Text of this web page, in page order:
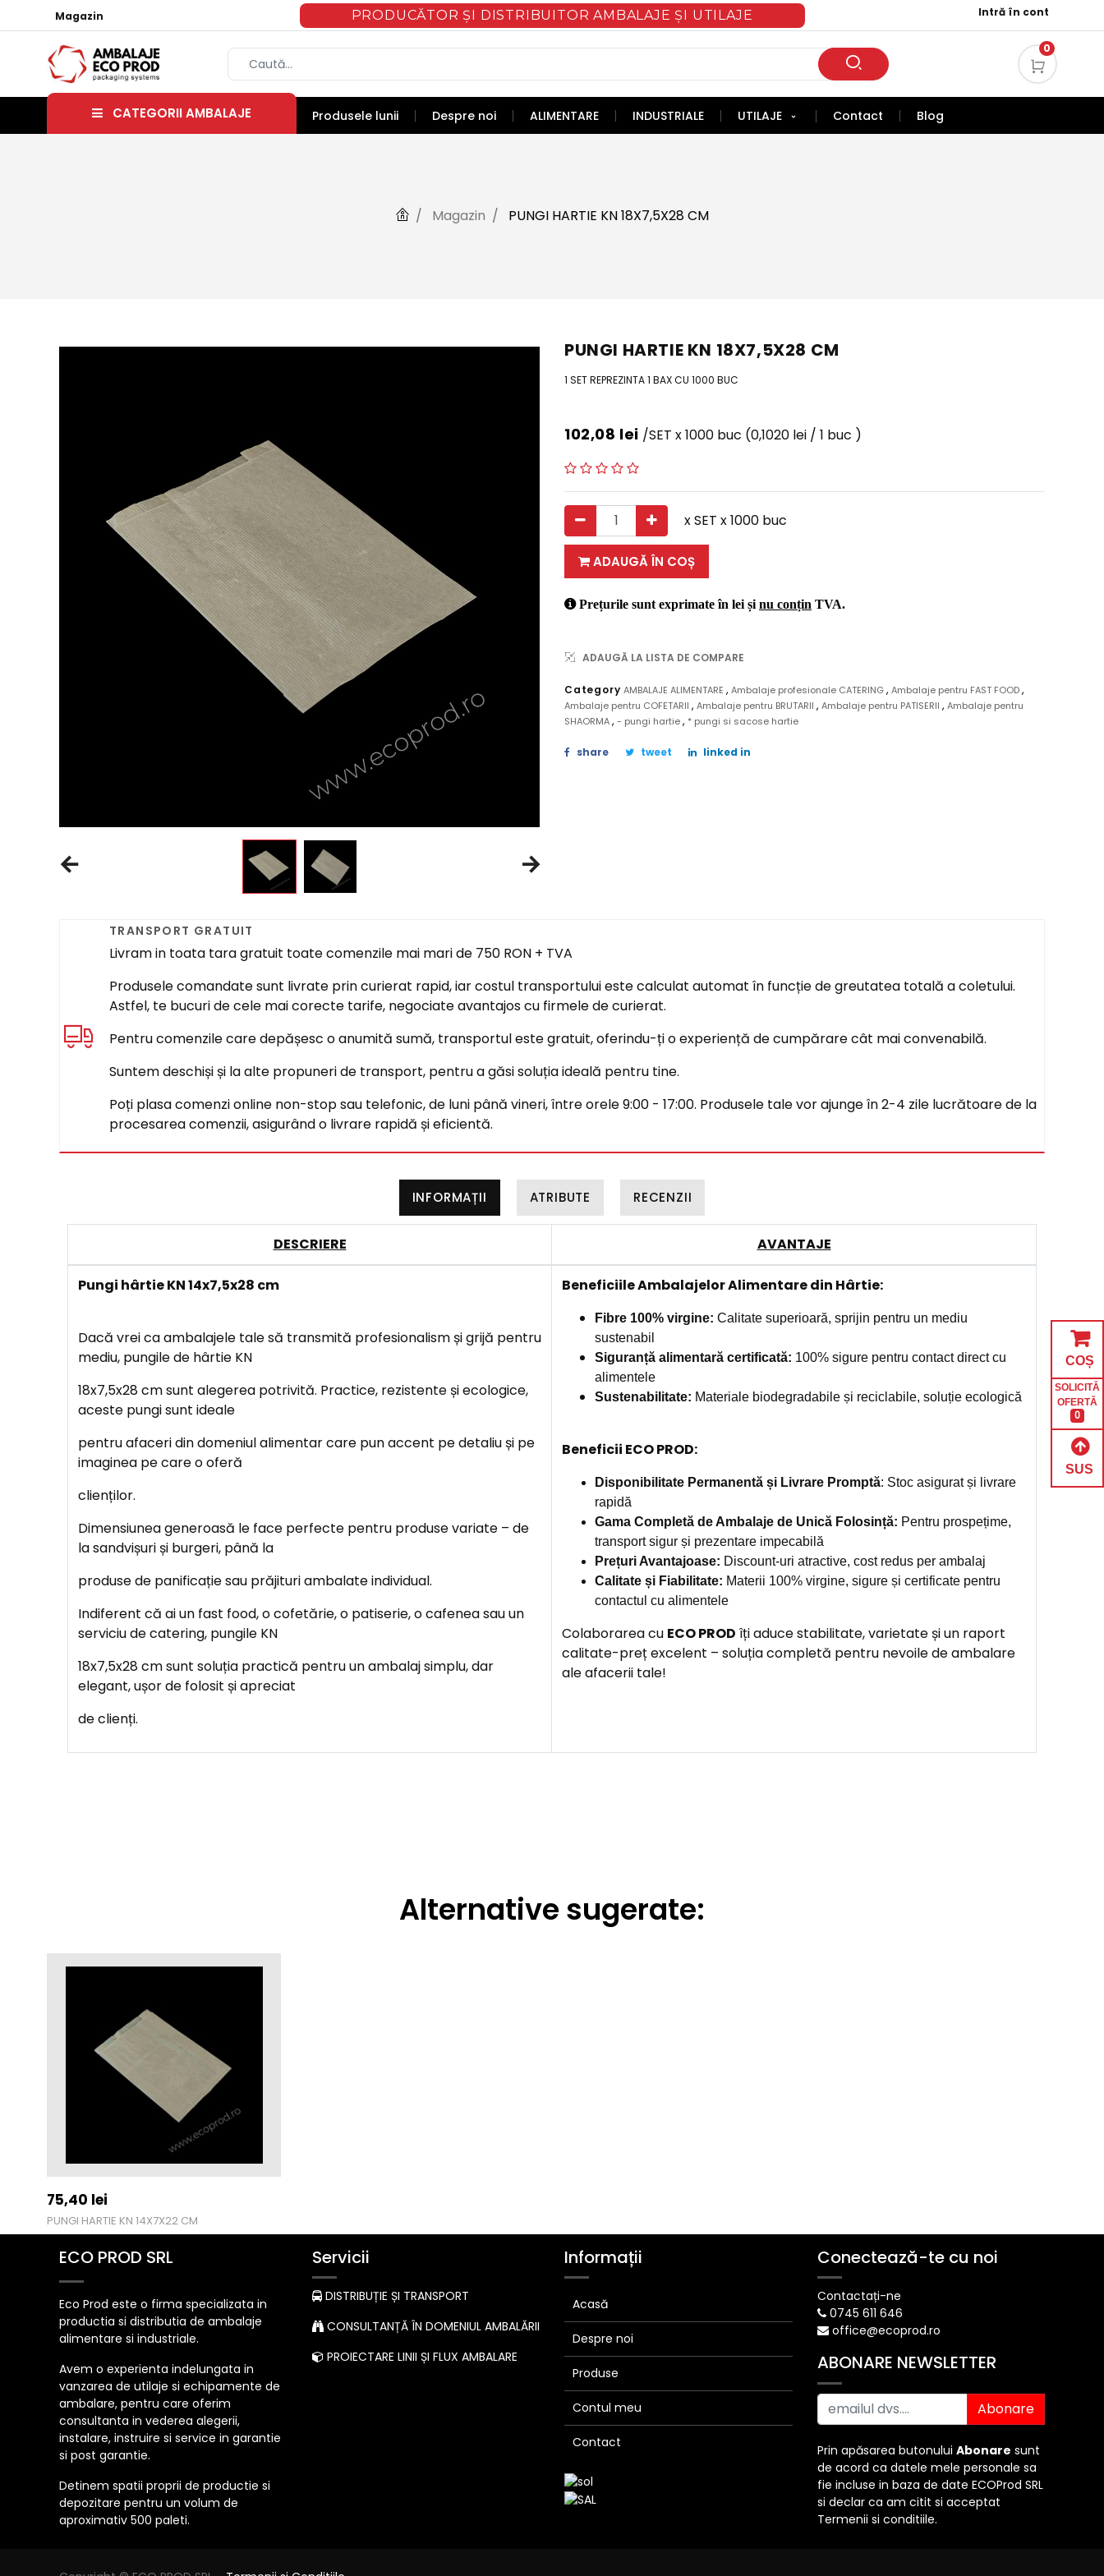
Magazin PRODUCĂTOR ȘI DISTRIBUITOR AMBALAJE ȘI UTILAJE Intră în cont
0
CATEGORII AMBALAJE Produsele lunii Despre noi ALIMENTARE INDUSTRIALE UTILAJE Contact Blog
Magazin PUNGI HARTIE KN 18X7,5X28 CM
PUNGI HARTIE KN 18X7,5X28 CM
1 SET REPREZINTA 1 BAX CU 1000 BUC
102,08 lei /SET x 1000 buc (0,1020 lei / 1 buc )
x SET x 1000 buc
ADAUGĂ ÎN COȘ
Prețurile sunt exprimate în lei și nu conțin TVA.
ADAUGĂ LA LISTA DE COMPARE
CategoryAMBALAJE ALIMENTARE,Ambalaje profesionale CATERING,Ambalaje pentru FAST FOOD,
Ambalaje pentru COFETARII , Ambalaje pentru BRUTARII , Ambalaje pentru PATISERII , Ambalaje pentru
SHAORMA, - pungi hartie, * pungi si sacose hartie
share tweet linked in
TRANSPORT GRATUIT
Livram in toata tara gratuit toate comenzile mai mari de 750 RON + TVA
Produsele comandate sunt livrate prin curierat rapid, iar costul transportului este calculat automat în funcție de greutatea totală a coletului.
Astfel, te bucuri de cele mai corecte tarife, negociate avantajos cu firmele de curierat.
Pentru comenzile care depășesc o anumită sumă, transportul este gratuit, oferindu-ți o experiență de cumpărare cât mai convenabilă.
Suntem deschiși și la alte propuneri de transport, pentru a găsi soluția ideală pentru tine.
Poți plasa comenzi online non-stop sau telefonic, de luni până vineri, între orele 9:00 - 17:00. Produsele tale vor ajunge în 2-4 zile lucrătoare de la
procesarea comenzii, asigurând o livrare rapidă și eficientă.
INFORMAȚII ATRIBUTE RECENZII
DESCRIERE AVANTAJE
Pungi hârtie KN 14x7,5x28 cm
Dacă vrei ca ambalajele tale să transmită profesionalism și grijă pentru
mediu, pungile de hârtie KN
18x7,5x28 cm sunt alegerea potrivită. Practice, rezistente și ecologice,
aceste pungi sunt ideale
pentru afaceri din domeniul alimentar care pun accent pe detaliu și pe
imaginea pe care o oferă
clienților.
Dimensiunea generoasă le face perfecte pentru produse variate – de
la sandvișuri și burgeri, până la
produse de panificație sau prăjituri ambalate individual.
Indiferent că ai un fast food, o cofetărie, o patiserie, o cafenea sau un
serviciu de catering, pungile KN
18x7,5x28 cm sunt soluția practică pentru un ambalaj simplu, dar
elegant, ușor de folosit și apreciat
de clienți.
Beneficiile Ambalajelor Alimentare din Hârtie:
Fibre 100% virgine: Calitate superioară, sprijin pentru un mediu
sustenabil
Siguranță alimentară certificată: 100% sigure pentru contact direct cu
alimentele
Sustenabilitate: Materiale biodegradabile și reciclabile, soluție ecologică
Beneficii ECO PROD:
Disponibilitate Permanentă și Livrare Promptă: Stoc asigurat și livrare
rapidă
Gama Completă de Ambalaje de Unică Folosință: Pentru prospețime,
transport sigur și prezentare impecabilă
Prețuri Avantajoase: Discount-uri atractive, cost redus per ambalaj
Calitate și Fiabilitate: Materii 100% virgine, sigure și certificate pentru
contactul cu alimentele
Colaborarea cu ECO PROD îți aduce stabilitate, varietate și un raport
calitate-preț excelent – soluția completă pentru nevoile de ambalare
ale afacerii tale!
Alternative sugerate:
75,40 lei
PUNGI HARTIE KN 14X7X22 CM
ECO PROD SRL
Eco Prod este o firma specializata in
productia si distributia de ambalaje
alimentare si industriale.
Avem o experienta indelungata in
vanzarea de utilaje si echipamente de
ambalare, pentru care oferim
consultanta in vederea alegerii,
instalare, instruire si service in garantie
si post garantie.
Detinem spatii proprii de productie si
depozitare pentru un volum de
aproximativ 500 paleti.
Servicii
DISTRIBUȚIE ȘI TRANSPORT
CONSULTANȚĂ ÎN DOMENIUL AMBALĂRII
PROIECTARE LINII ȘI FLUX AMBALARE
Informații
Acasă
Despre noi
Produse
Contul meu
Contact
Conectează-te cu noi
Contactați-ne
0745 611 646
office@ecoprod.ro
ABONARE NEWSLETTER
Abonare
Prin apăsarea butonului Abonare sunt
de acord ca datele mele personale sa
fie incluse in baza de date ECOProd SRL
si declar ca am citit si acceptat
Termenii si conditiile.
COȘ
SOLICITĂ
OFERTĂ
0
SUS